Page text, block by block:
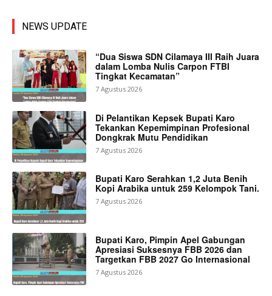
NEWS UPDATE
“Dua Siswa SDN Cilamaya III Raih Juara
dalam Lomba Nulis Carpon FTBI
Tingkat Kecamatan”
7 Agustus 2026
Di Pelantikan Kepsek Bupati Karo
Tekankan Kepemimpinan Profesional
Dongkrak Mutu Pendidikan
7 Agustus 2026
Bupati Karo Serahkan 1,2 Juta Benih
Kopi Arabika untuk 259 Kelompok Tani.
7 Agustus 2026
Bupati Karo, Pimpin Apel Gabungan
Apresiasi Suksesnya FBB 2026 dan
Targetkan FBB 2027 Go Internasional
7 Agustus 2026